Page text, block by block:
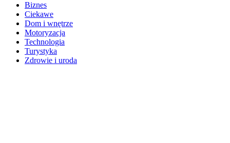
Biznes
Ciekawe
Dom i wnętrze
Motoryzacja
Technologia
Turystyka
Zdrowie i uroda